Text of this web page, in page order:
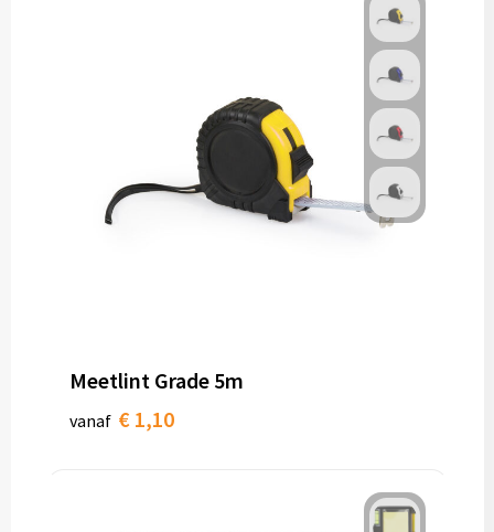
Meetlint Grade 5m
vanaf € 1,10